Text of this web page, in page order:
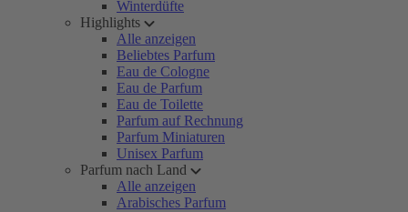
Winterdüfte
Highlights
Alle anzeigen
Beliebtes Parfum
Eau de Cologne
Eau de Parfum
Eau de Toilette
Parfum auf Rechnung
Parfum Miniaturen
Unisex Parfum
Parfum nach Land
Alle anzeigen
Arabisches Parfum